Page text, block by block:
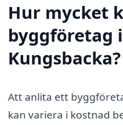
Hur mycket
byggföretag i
Kungsbacka?
Att anlita ett
kan variera i kostnad